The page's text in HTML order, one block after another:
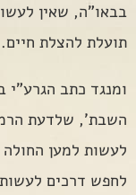
בבאו"ה, שאין
תועלת להצלת חיים.
ומנגד כתב הגרע"י
השבת', שלדעת
לעשות למען החולה
לחפש דרכים